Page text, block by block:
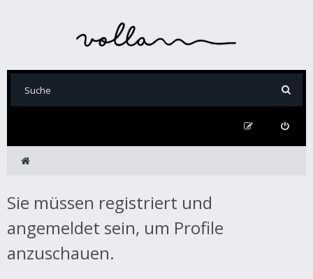
Sie müssen registriert und
angemeldet sein, um Profile
anzuschauen.